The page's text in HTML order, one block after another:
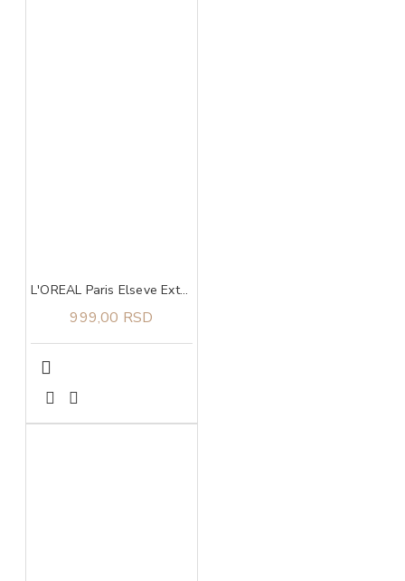
L'OREAL Paris Elseve Extraordinary Ulje za sve tipove kose 100 ml
999,00 RSD